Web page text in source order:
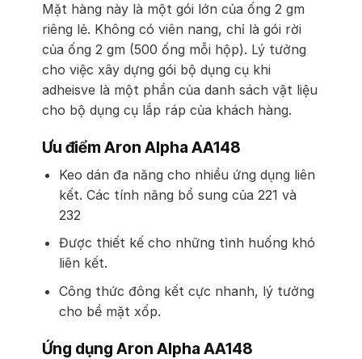
Mặt hàng này là một gói lớn của ống 2 gm
riêng lẻ. Không có viên nang, chỉ là gói rời
của ống 2 gm (500 ống mỗi hộp). Lý tưởng
cho việc xây dựng gói bộ dụng cụ khi
adheisve là một phần của danh sách vật liệu
cho bộ dụng cụ lắp ráp của khách hàng.
Ưu điểm Aron Alpha AA148
Keo dán đa năng cho nhiều ứng dụng liên
kết. Các tính năng bổ sung của 221 và
232
Được thiết kế cho những tình huống khó
liên kết.
Công thức đông kết cực nhanh, lý tưởng
cho bề mặt xốp.
Ứng dụng Aron Alpha AA148